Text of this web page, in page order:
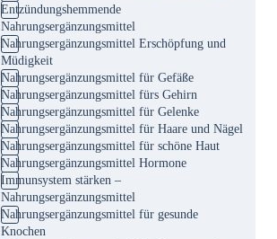
Entzündungshemmende
Nahrungsergänzungsmittel
Nahrungsergänzungsmittel Erschöpfung und
Müdigkeit
Nahrungsergänzungsmittel für Gefäße
Nahrungsergänzungsmittel fürs Gehirn
Nahrungsergänzungsmittel für Gelenke
Nahrungsergänzungsmittel für Haare und Nägel
Nahrungsergänzungsmittel für schöne Haut
Nahrungsergänzungsmittel Hormone
Immunsystem stärken –
Nahrungsergänzungsmittel
Nahrungsergänzungsmittel für gesunde
Knochen